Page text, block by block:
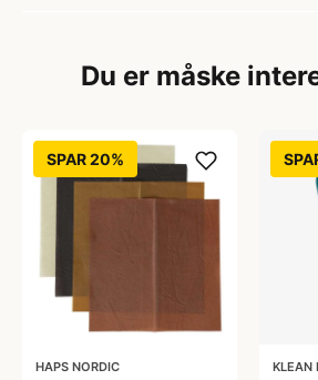
Du er måske
SPAR 20%
HAPS NORDIC KLEAN